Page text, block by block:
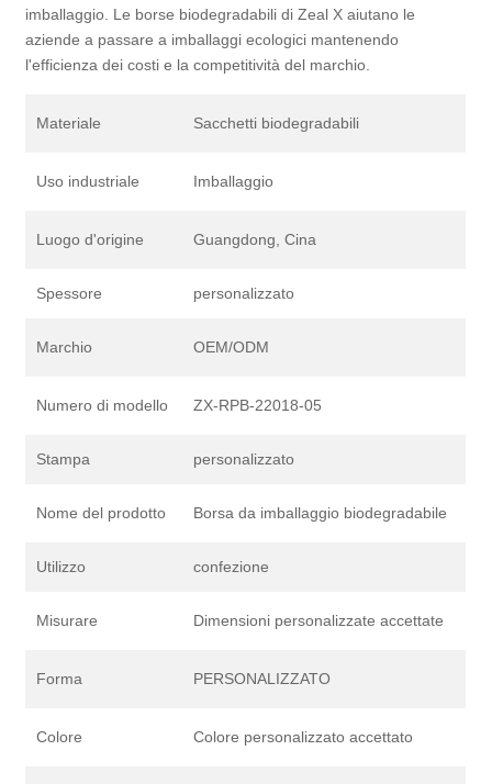
imballaggio. Le borse biodegradabili di Zeal X aiutano le
aziende a passare a imballaggi ecologici mantenendo
l'efficienza dei costi e la competitività del marchio.
Materiale Sacchetti biodegradabili
Uso industriale Imballaggio
Luogo d'origine Guangdong, Cina
Spessore personalizzato
Marchio OEM/ODM
Numero di modello ZX-RPB-22018-05
Stampa personalizzato
Nome del prodotto Borsa da imballaggio biodegradabile
Utilizzo confezione
Misurare Dimensioni personalizzate accettate
Forma PERSONALIZZATO
Colore Colore personalizzato accettato